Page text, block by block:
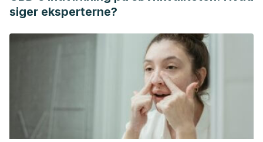
Liu, L., Waters, D. L. E., Rose, T. J., Bao, J., & King, G. J.
(2013). Phospholipids in rice: Significance in grain quality
and health benefits: A review. Food Chemistry.
https://doi.org/10.1016/j.foodchem.2012.12.046.
Singletary K. Cinnamon: overview of health benefits.
Nutrition Today. Noviembre 2008. 43 (6): 263-266.
Umadevi, M., Pushpa, R., Sampathkumar, K. P., & Bhowmik,
D. (2012). Rice-Traditional Medicinal Plant in India. Journal
of Pharmacognosy and Phytochemistry.
siger eksperterne?